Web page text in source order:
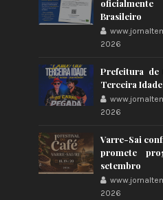
Brasileiro
2026
Prefeitura de
Terceira
2026
Varre-Sai
promete
setembro
2026